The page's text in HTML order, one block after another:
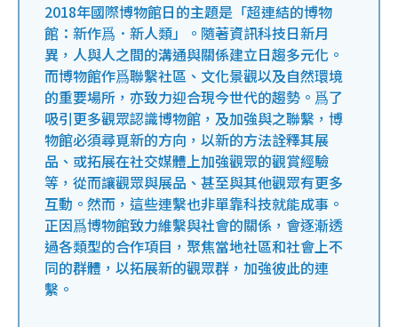
2018年國際博物館日的主題是「超連結的博物
館：新作爲．新人類」。隨著資訊科技日新月
異，人與人之間的溝通與關係建立日趨多元化。
而博物館作爲聯繫社區、文化景觀以及自然環境
的重要場所，亦致力迎合現今世代的趨勢。爲了
吸引更多觀眾認識博物館，及加強與之聯繫，博
物館必須尋覓新的方向，以新的方法詮釋其展
品、或拓展在社交媒體上加強觀眾的觀賞經驗
等，從而讓觀眾與展品、甚至與其他觀眾有更多
互動。然而，這些連繫也非單靠科技就能成事。
正因爲博物館致力維繫與社會的關係，會逐漸透
過各類型的合作項目，聚焦當地社區和社會上不
同的群體，以拓展新的觀眾群，加強彼此的連
繫。